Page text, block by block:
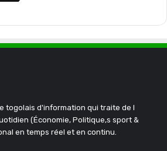
togolais d'information qui traite de l
(Économie, Politique,s sport &
en temps réel et en continu.